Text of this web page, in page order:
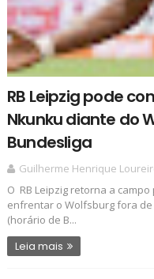
RB Leipzig pode
Nkunku diante do
Bundesliga
Guilherme Henrique
O RB Leipzig retorna a
enfrentar o Wolfsburg fora de
(horário de B...
Leia mais